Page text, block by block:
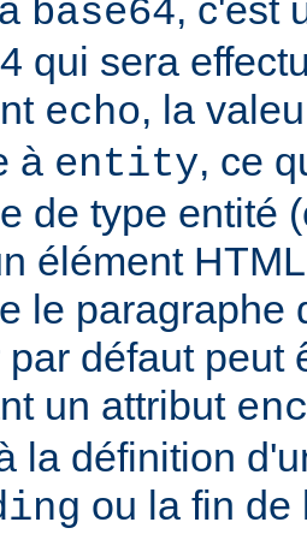
base64, c'est
qui sera
echo, la
à entity, ce
de type entité
élément
le paragraphe
défaut peut
un attribut
la définition
ou la fin de